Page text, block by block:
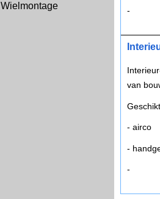
Wielmontage
-
van
- airco
-
-